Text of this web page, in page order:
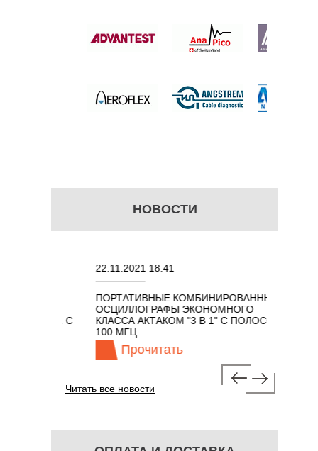
НОВОСТИ
22.11.2021 18:41
ПОРТАТИВНЫЕ КОМБИНИРОВАННЫЕ
ОСЦИЛЛОГРАФЫ ЭКОНОМНОГО
КЛАССА АКТАКОМ "3 В 1" С ПОЛОСОЙ
100 МГЦ
Прочитать
Читать все новости